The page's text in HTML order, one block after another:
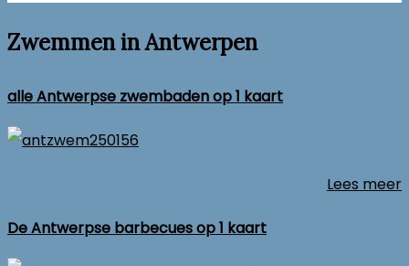
Zwemmen in Antwerpen
alle Antwerpse zwembaden op 1 kaart
Lees meer
De Antwerpse barbecues op 1 kaart